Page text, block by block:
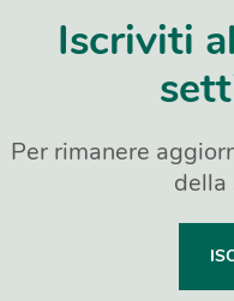
Iscriviti
Per rimanere
della